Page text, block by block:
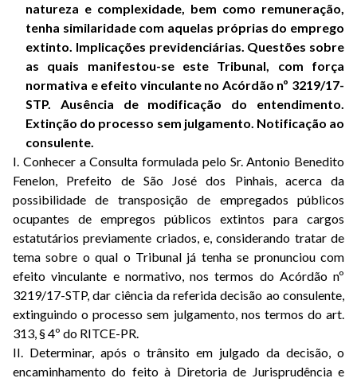
natureza e complexidade, bem como remuneração,
tenha similaridade com aquelas próprias do emprego
extinto. Implicações previdenciárias. Questões sobre
as quais manifestou-se este Tribunal, com força
normativa e efeito vinculante no Acórdão nº 3219/17-
STP. Ausência de modificação do entendimento.
Extinção do processo sem julgamento. Notificação ao
consulente.
I. Conhecer a Consulta formulada pelo Sr. Antonio Benedito
Fenelon, Prefeito de São José dos Pinhais, acerca da
possibilidade de transposição de empregados públicos
ocupantes de empregos públicos extintos para cargos
estatutários previamente criados, e, considerando tratar de
tema sobre o qual o Tribunal já tenha se pronunciou com
efeito vinculante e normativo, nos termos do Acórdão nº
3219/17-STP, dar ciência da referida decisão ao consulente,
extinguindo o processo sem julgamento, nos termos do art.
313, § 4º do RITCE-PR.
II. Determinar, após o trânsito em julgado da decisão, o
encaminhamento do feito à Diretoria de Jurisprudência e